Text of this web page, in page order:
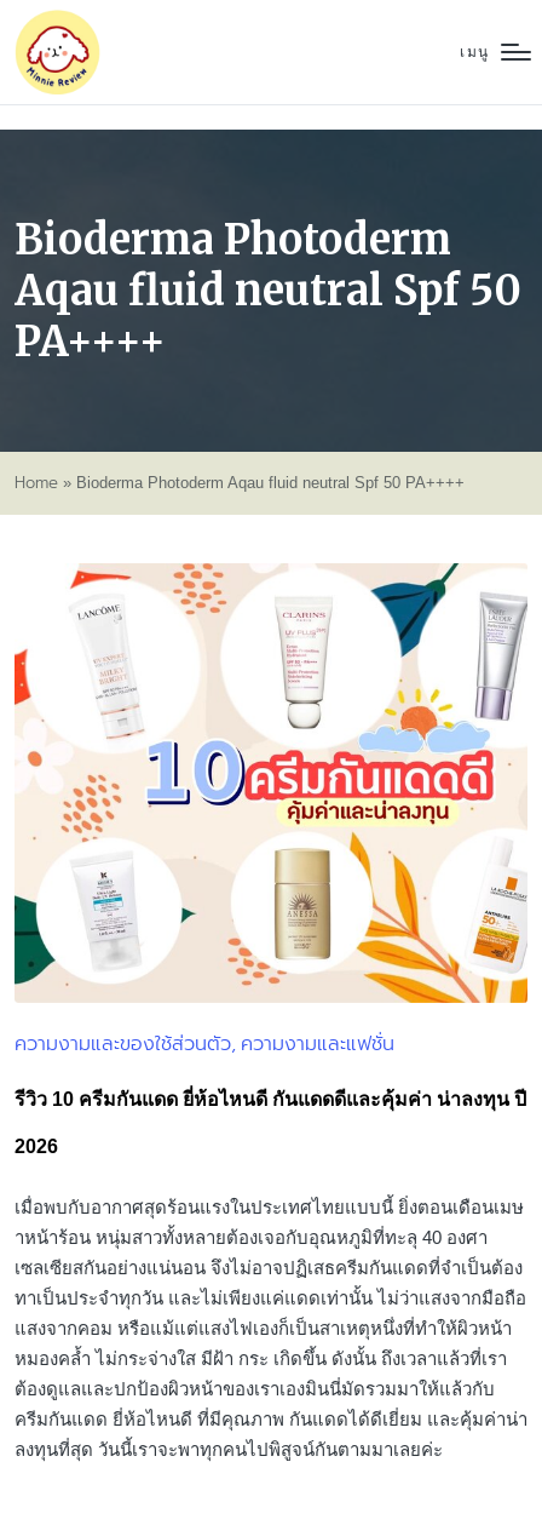
เมนู
Bioderma Photoderm
Aqau fluid neutral Spf 50
PA++++
Home » Bioderma Photoderm Aqau fluid neutral Spf 50 PA++++
Posted
ความงามและของใช้ส่วนตัว ความงามและแฟชั่น
รีวิว 10 ครีมกันแดด ยี่ห้อไหนดี กันแดดดีและคุ้มค่า น่าลงทุน ปี
2026
เมื่อพบกับอากาศสุดร้อนแรงในประเทศไทยแบบนี้ ยิ่งตอนเดือนเมษ
าหน้าร้อน หนุ่มสาวทั้งหลายต้องเจอกับอุณหภูมิที่ทะลุ 40 องศา
เซลเซียสกันอย่างแน่นอน จึงไม่อาจปฏิเสธครีมกันแดดที่จำเป็นต้อง
ทาเป็นประจำทุกวัน และไม่เพียงแค่แดดเท่านั้น ไม่ว่าแสงจากมือถือ
แสงจากคอม หรือแม้แต่แสงไฟเองก็เป็นสาเหตุหนึ่งที่ทำให้ผิวหน้า
หมองคล้ำ ไม่กระจ่างใส มีฝ้า กระ เกิดขึ้น ดังนั้น ถึงเวลาแล้วที่เรา
ต้องดูแลและปกป้องผิวหน้าของเราเองมินนี่มัดรวมมาให้แล้วกับ
ครีมกันแดด ยี่ห้อไหนดี ที่มีคุณภาพ กันแดดได้ดีเยี่ยม และคุ้มค่าน่า
ลงทุนที่สุด วันนี้เราจะพาทุกคนไปพิสูจน์กันตามมาเลยค่ะ